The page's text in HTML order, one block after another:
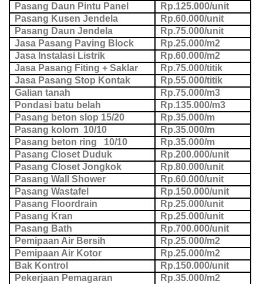
Pasang Daun Pintu Panel
Rp.125.000/unit
Pasang Kusen Jendela
Rp.60.000/unit
Pasang Daun Jendela
Rp.75.000/unit
Jasa Pasang Paving Block
Rp.25.000/m2
Jasa Instalasi Listrik
Rp.60.000/m2
Jasa Pasang Fiting + Saklar
Rp.75.000/titik
Jasa Pasang Stop Kontak
Rp.55.000/titik
Galian tanah
Rp.75.000/m3
Pondasi batu belah
Rp.135.000/m3
Pasang beton slop 15/20
Rp.35.000/m
Pasang kolom 10/10
Rp.35.000/m
Pasang beton ring 10/10
Rp.35.000/m
Pasang Closet Duduk
Rp.200.000/unit
Pasang Closet Jongkok
Rp.80.000/unit
Pasang Wall Shower
Rp.60.000/unit
Pasang Wastafel
Rp.150.000/unit
Pasang Floordrain
Rp.25.000/unit
Pasang Kran
Rp.25.000/unit
Pasang Bath
Rp.700.000/unit
Pemipaan Air Bersih
Rp.25.000/m2
Pemipaan Air Kotor
Rp.25.000/m2
Bak Kontrol
Rp.150.000/unit
Pekerjaan Pemagaran
Rp.35.000/m2